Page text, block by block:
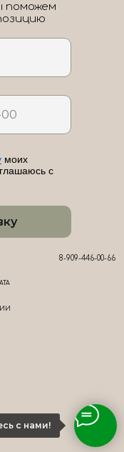
с нами!
Новороссийска — Яндекс Карты
моих
с
поможем
8-909-446-00-66